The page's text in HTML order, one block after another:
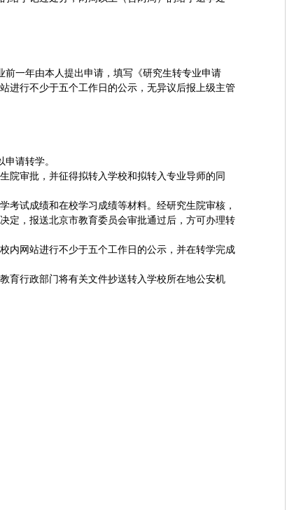
一年由本人提出申请，填写《研究生转专业申请
进行不少于五个工作日的公示，无异议后报上级主管
请转学。
院审批，并征得拟转入学校和拟转入专业导师的同
试成绩和在校学习成绩等材料。经研究生院审核，
定，报送北京市教育委员会审批通过后，方可办理转
内网站进行不少于五个工作日的公示，并在转学完成
育行政部门将有关文件抄送转入学校所在地公安机